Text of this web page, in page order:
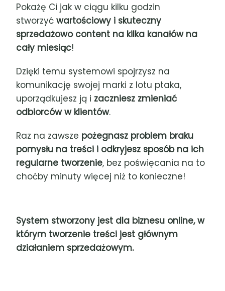
Pokażę Ci jak w ciągu kilku godzin
stworzyć wartościowy i skuteczny
sprzedażowo content na kilka kanałów na
cały miesiąc!
Dzięki temu systemowi spojrzysz na
komunikację swojej marki z lotu ptaka,
uporządkujesz ją i zaczniesz zmieniać
odbiorców w klientów.
Raz na zawsze pożegnasz problem braku
pomysłu na treści i odkryjesz sposób na ich
regularne tworzenie, bez poświęcania na to
choćby minuty więcej niż to konieczne!
System stworzony jest dla biznesu online, w
którym tworzenie treści jest głównym
działaniem sprzedażowym.